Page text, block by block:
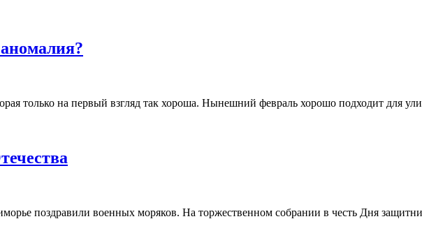
только на первый взгляд так хороша. Нынешний февраль хорошо подходит для
поздравили военных моряков. На торжественном собрании в честь Дня